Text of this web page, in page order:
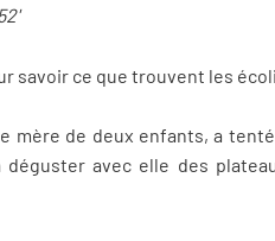
savoir ce que trouvent les
de deux enfants, a tenté
avec elle des